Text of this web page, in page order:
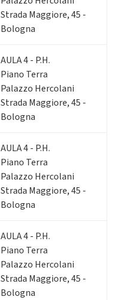
Strada Maggiore, 45 -
Bologna
AULA 4 - P.H.
Piano Terra
Palazzo Hercolani
Strada Maggiore, 45 -
Bologna
AULA 4 - P.H.
Piano Terra
Palazzo Hercolani
Strada Maggiore, 45 -
Bologna
AULA 4 - P.H.
Piano Terra
Palazzo Hercolani
Strada Maggiore, 45 -
Bologna